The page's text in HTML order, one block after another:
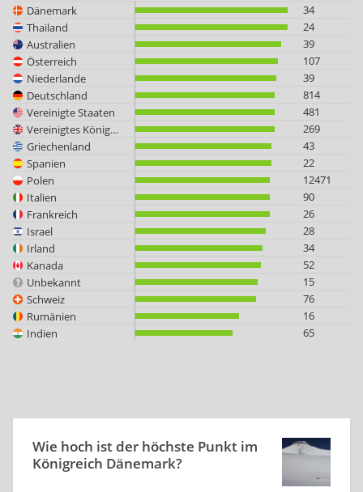
Dänemark
34
Thailand
24
Australien
39
Österreich
107
Niederlande
39
Deutschland
814
Vereinigte Staaten
481
Vereinigtes Königreich
269
Griechenland
43
Spanien
22
Polen
12471
Italien
90
Frankreich
26
Israel
28
Irland
34
Kanada
52
Unbekannt
15
Schweiz
76
Rumänien
16
Indien
65
Wie hoch ist der höchste Punkt im
Königreich Dänemark?